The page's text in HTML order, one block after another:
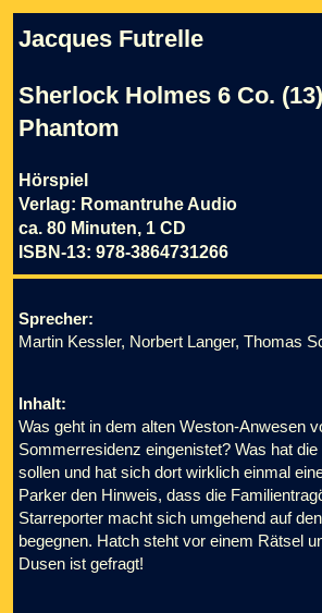
Jacques Futrelle
Sherlock Holmes 6 Co.
Phantom
Hörspiel
Verlag: Romantruhe Audio
ca. 80 Minuten, 1 CD
ISBN-13: 978-3864731266
Sprecher:
Martin Kessler, Norbert Langer, Thomas
Inhalt:
Was geht in dem alten Weston-Anwesen
Sommerresidenz eingenistet? Was hat
sollen und hat sich dort wirklich einmal
Parker den Hinweis, dass die
Starreporter macht sich umgehend auf
begegnen. Hatch steht vor einem Rätsel
Dusen ist gefragt!